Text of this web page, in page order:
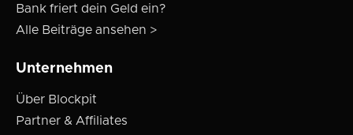
Bank friert dein Geld ein?
Alle Beiträge ansehen >
Unternehmen
Über Blockpit
Partner & Affiliates